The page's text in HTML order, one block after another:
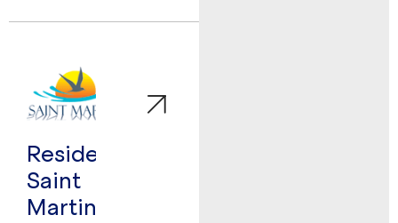
Residencial
Saint
Martin